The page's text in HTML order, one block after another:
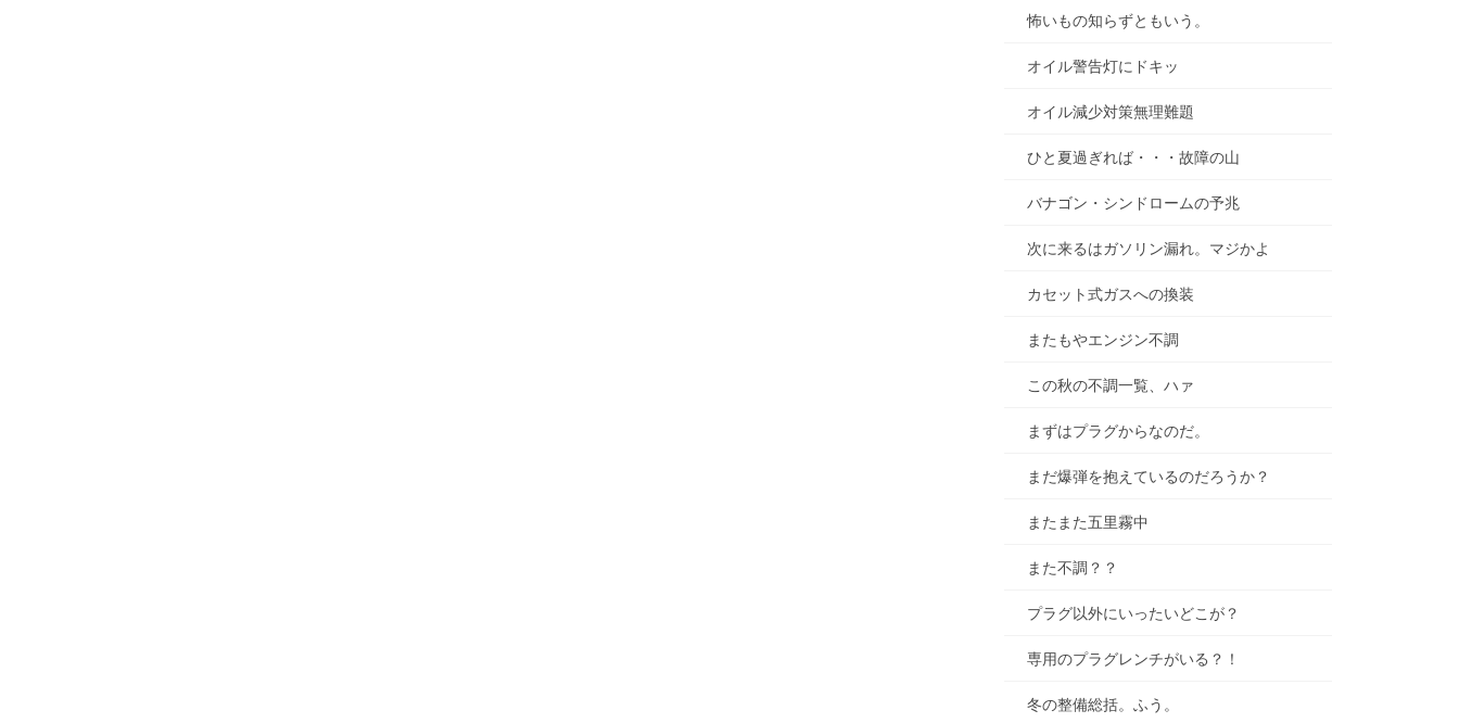
怖いもの知らずともいう。
オイル警告灯にドキッ
オイル減少対策無理難題
ひと夏過ぎれば・・・故障の山
バナゴン・シンドロームの予兆
次に来るはガソリン漏れ。マジかよ
カセット式ガスへの換装
またもやエンジン不調
この秋の不調一覧、ハァ
まずはプラグからなのだ。
まだ爆弾を抱えているのだろうか？
またまた五里霧中
また不調？？
プラグ以外にいったいどこが？
専用のプラグレンチがいる？！
冬の整備総括。ふう。